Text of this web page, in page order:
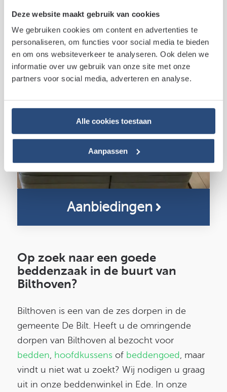
Deze website maakt gebruik van cookies
We gebruiken cookies om content en advertenties te
personaliseren, om functies voor social media te bieden
en om ons websiteverkeer te analyseren. Ook delen we
informatie over uw gebruik van onze site met onze
partners voor social media, adverteren en analyse.
Alle cookies toestaan
Aanpassen
Aanbiedingen
Op zoek naar een goede
beddenzaakin de buurt van
Bilthoven?
Bilthoven is een van de zes dorpen in de
gemeente De Bilt. Heeft u de omringende
dorpen van Bilthoven al bezocht voor
bedden hoofdkussensof beddengoed , maar
vindt u niet wat u zoekt? Wij nodigen u graag
uit in onze beddenwinkel in Ede. In onze